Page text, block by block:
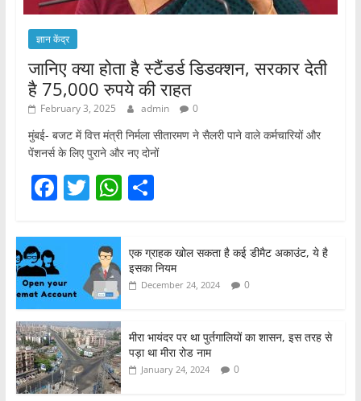
ज्ञान केंद्र
जानिए क्या होता है स्टैंडर्ड डिडक्शन, सरकार देती
है 75,000 रुपये की राहत
February 3, 2025 admin 0
मुंबई- बजट में वित्त मंत्री निर्मला सीतारमण ने सैलरी पाने वाले कर्मचारियों और
पेंशनर्स के लिए पुराने और नए दोनों
F
c
e
b
o
o
k
T
itt
er
W
s
A
p
S
e
एक ग्राहक खोल सकता है कई डीमैट अकाउंट, ये है
इसका नियम
December 24, 2024 0
मीरा भायंदर पर था पुर्तगालियों का शासन, इस तरह से
पड़ा था मीरा रोड नाम
January 24, 2024 0